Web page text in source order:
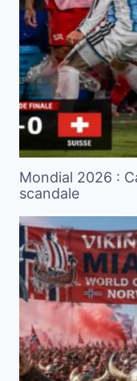
Mondial 2026 :
scandale